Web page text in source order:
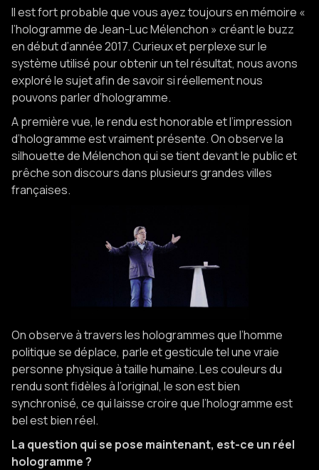
Il est fort probable que vous ayez toujours en mémoire «
l’hologramme de Jean-Luc Mélenchon » créant le buzz
en début d’année 2017. Curieux et perplexe sur le
système utilisé pour obtenir un tel résultat, nous avons
exploré le sujet afin de savoir si réellement nous
pouvons parler d’hologramme.
A première vue, le rendu est honorable et l’impression
d’hologramme est vraiment présente. On observe la
silhouette de Mélenchon qui se tient devant le public et
prêche son discours dans plusieurs grandes villes
françaises.
On observe à travers les hologrammes que l’homme
politique se déplace, parle et gesticule tel une vraie
personne physique à taille humaine. Les couleurs du
rendu sont fidèles à l’original, le son est bien
synchronisé, ce qui laisse croire que l’hologramme est
bel est bien réel.
La question qui se pose maintenant, est-ce un réel
hologramme ?